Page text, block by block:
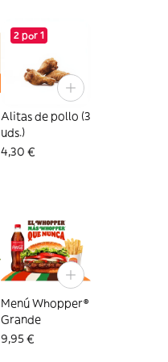
2 por 1
Alitas de pollo (3
uds.)
4,30 €
Menú Whopper®
Grande
9,95 €